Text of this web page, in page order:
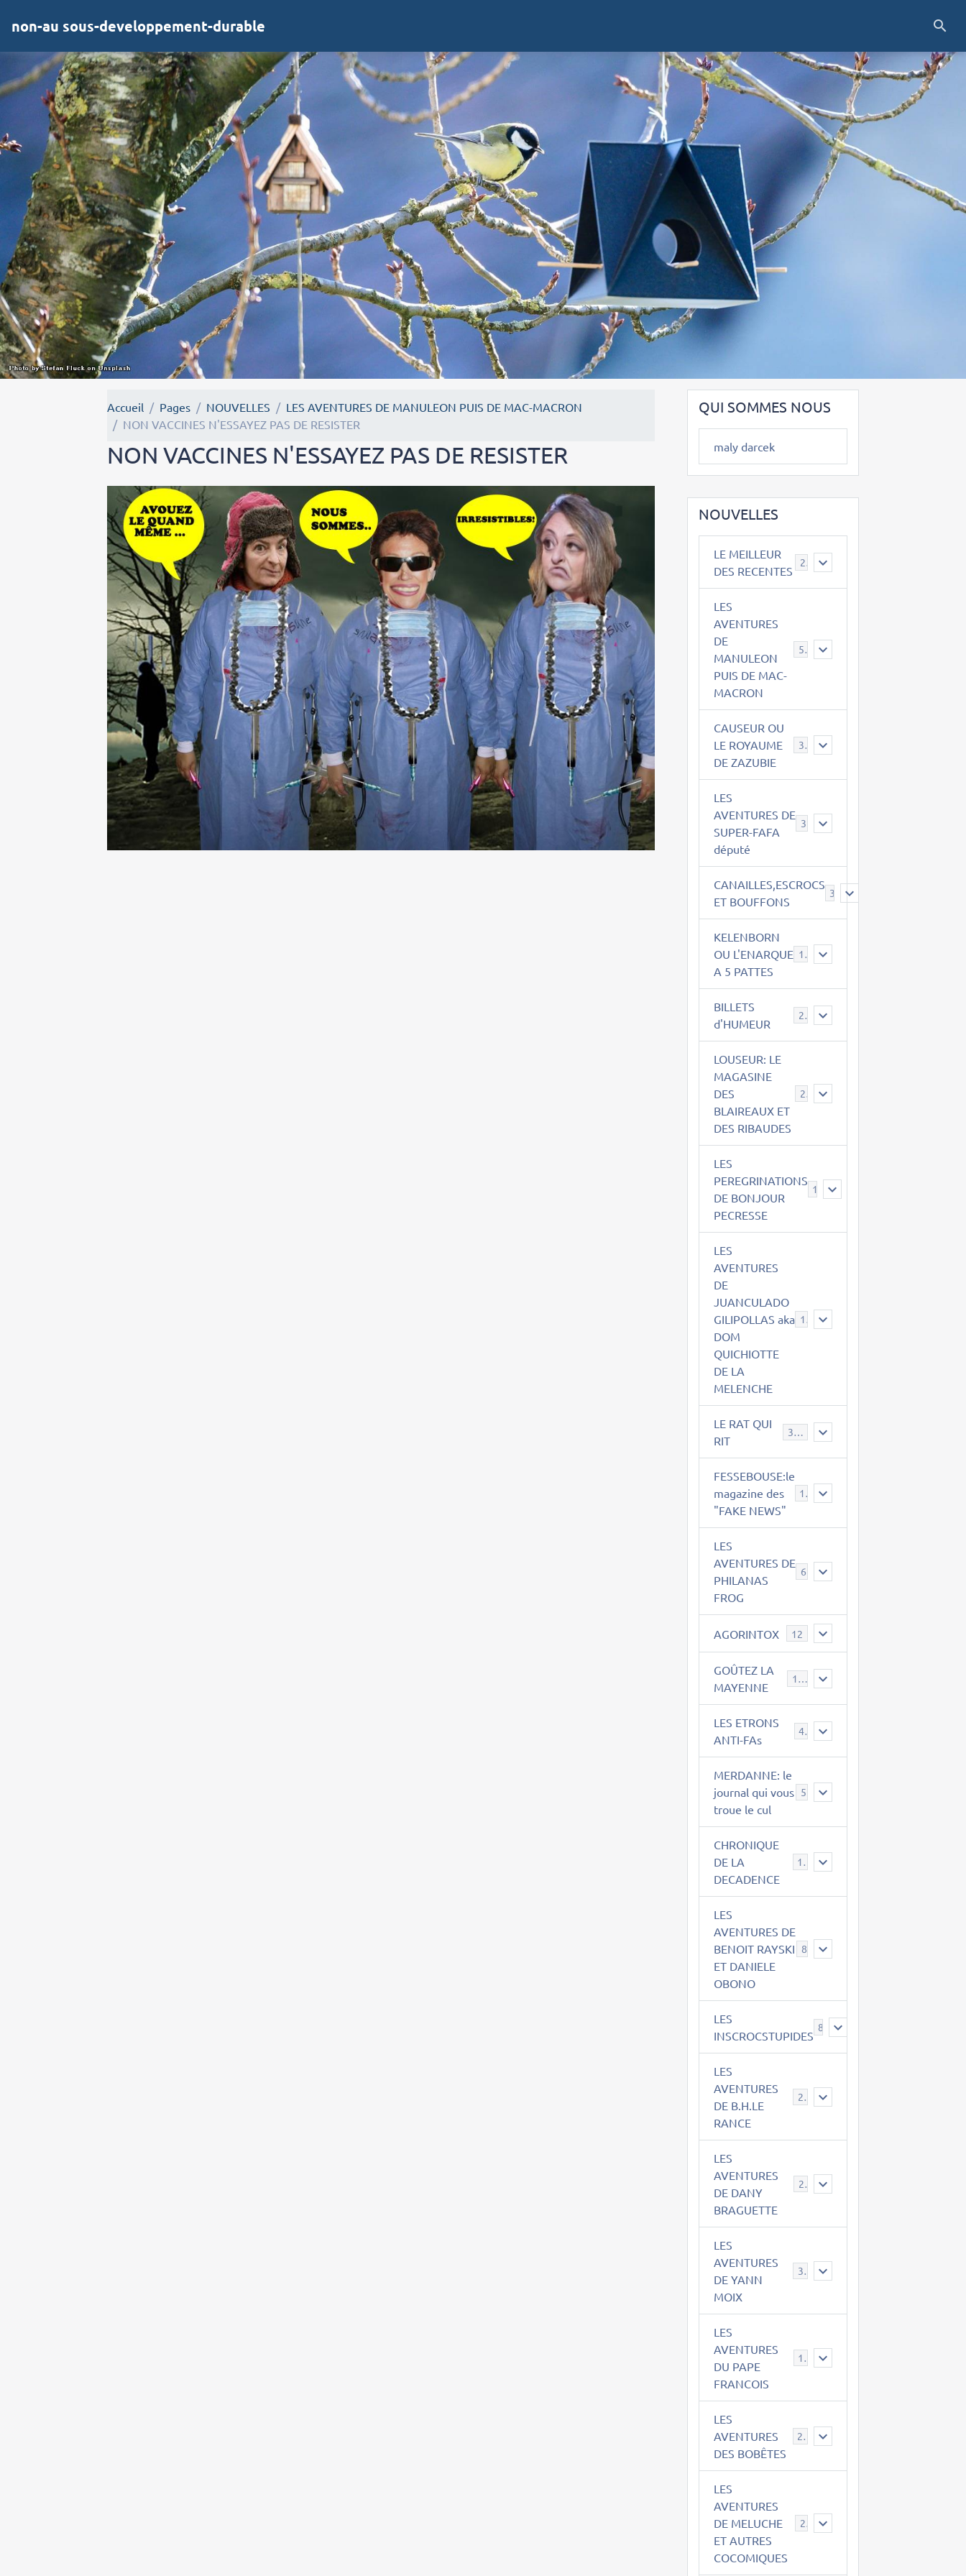
non-au sous-developpement-durable
Accueil Pages NOUVELLES
LES AVENTURES DE MANULEON PUIS DE MAC-MACRON
NON VACCINES N'ESSAYEZ PAS DE RESISTER
NON VACCINES N'ESSAYEZ PAS DE RESISTER
QUI SOMMES NOUS
maly darcek
NOUVELLES
LE MEILLEUR
DES RECENTES
2
LES
AVENTURES
DE
MANULEON
PUIS DE MAC-
MACRON
543
CAUSEUR OU
LE ROYAUME
DE ZAZUBIE
38
LES
AVENTURES DE
SUPER-FAFA
député
CANAILLES,ESCROCS
ET BOUFFONS
385
KELENBORN
OU L'ENARQUE
A 5 PATTES
14
BILLETS
d'HUMEUR
2
LOUSEUR: LE
MAGASINE
DES
BLAIREAUX ET
DES RIBAUDES
21
LES
PEREGRINATIONS
DE BONJOUR
PECRESSE
14
LES
AVENTURES
DE
JUANCULADO
GILIPOLLAS aka
DOM
QUICHIOTTE
DE LA
MELENCHE
119
LE RAT QUI
RIT
395
FESSEBOUSE:le
magazine des
"FAKE NEWS"
19
LES
AVENTURES DE
PHILANAS
FROG
AGORINTOX 12
GOÛTEZ LA
MAYENNE
189
LES ETRONS
ANTI-FAs
4
MERDANNE: le
journal qui vous
troue le cul
CHRONIQUE
DE LA
DECADENCE
12
LES
AVENTURES DE
BENOIT RAYSKI
ET DANIELE
OBONO
LES
INSCROCSTUPIDES
8
LES
AVENTURES
DE B.H.LE
RANCE
21
LES
AVENTURES
DE DANY
BRAGUETTE
29
LES
AVENTURES
DE YANN
MOIX
39
LES
AVENTURES
DU PAPE
FRANCOIS
15
LES
AVENTURES
DES BOBÊTES
23
LES
AVENTURES
DE MELUCHE
ET AUTRES
COCOMIQUES
22